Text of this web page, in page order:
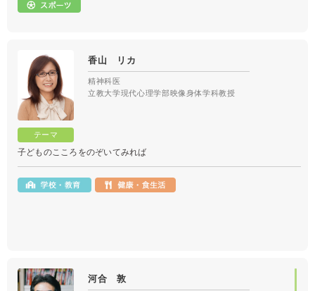
香山 リカ
精神科医
立教大学現代心理学部映像身体学科教授
子どものこころをのぞいてみれば
河合 敦